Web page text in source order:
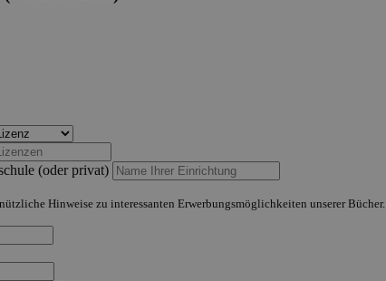
(oder privat)
Hinweise zu interessanten Erwerbungsmöglichkeiten unserer Bücher.